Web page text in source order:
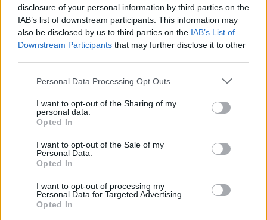
disclosure of your personal information by third parties on the
IAB’s list of downstream participants. This information may
also be disclosed by us to third parties on the IAB’s List of
Downstream Participants that may further disclose it to other
Personal Data Processing Opt Outs
I want to opt-out of the Sharing of my
personal data.
Opted In
I want to opt-out of the Sale of my
Personal Data.
Opted In
I want to opt-out of processing my
Personal Data for Targeted Advertising.
Opted In
En cada ubicación temporal, a su vez, se establecen
dos puntos de paradas para agilizar el embarque y
desembarque. En el punto de parada 1, transitarán las
líneas que proceden de Manuel Becerra: 1, 2, 12, 21, 33,
Intercambiador, es decir, 22, 24, 26, 44, 45, 81 y Luna 2.
domingo servicios especiales de
transporte para facilitar la
asistencia de participantes hasta el
área de salida de la Gran Canaria
Maratón 2017